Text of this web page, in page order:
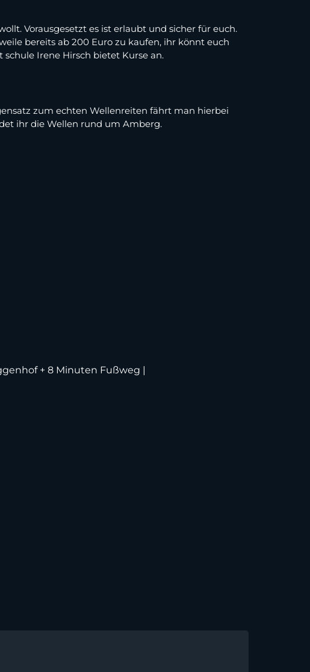
Vorausgesetzt es ist erlaubt und sicher für euch.
bereits ab 200 Euro zu kaufen, ihr könnt euch
Irene Hirsch bietet Kurse an.
zum echten Wellenreiten fährt man hierbei
ihr die Wellen rund um Amberg.
+ 8 Minuten Fußweg |